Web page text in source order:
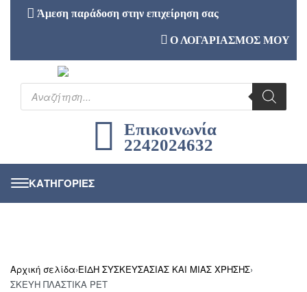
Άμεση παράδοση στην επιχείρηση σας
Ο ΛΟΓΑΡΙΑΣΜΟΣ ΜΟΥ
Επικοινωνία
2242024632
Αρχική σελίδα›ΕΙΔΗ ΣΥΣΚΕΥΣΑΣΙΑΣ ΚΑΙ ΜΙΑΣ ΧΡΗΣΗΣ›
ΣΚΕΥΗ ΠΛΑΣΤΙΚΑ PET